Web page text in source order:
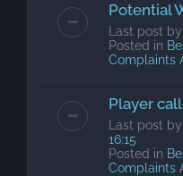
Potential
Last post by
Posted in
Complaints
Player
Last post by
16:15
Posted in
Complaints